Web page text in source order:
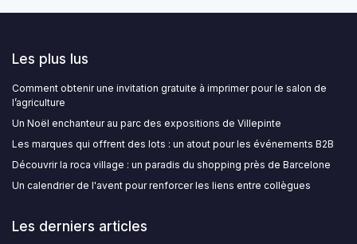
Les plus lus
Comment obtenir une invitation gratuite à imprimer pour le salon de
l’agriculture
Un Noël enchanteur au parc des expositions de Villepinte
Les marques qui offrent des lots : un atout pour les événements B2B
Découvrir la roca village : un paradis du shopping près de Barcelone
Un calendrier de l'avent pour renforcer les liens entre collègues
Les derniers articles